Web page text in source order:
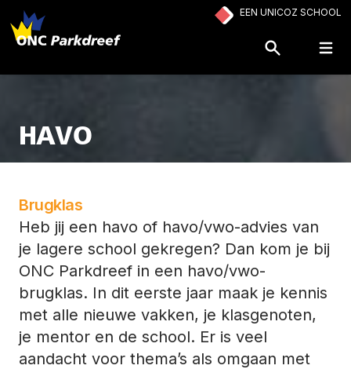
Ga naar de inhoud EEN UNICOZ SCHOOL
HAVO
Brugklas
Heb jij een havo of havo/vwo-advies van
je lagere school gekregen? Dan kom je bij
ONC Parkdreef in een havo/vwo-
brugklas. In dit eerste jaar maak je kennis
met alle nieuwe vakken, je klasgenoten,
je mentor en de school. Er is veel
aandacht voor thema’s als omgaan met